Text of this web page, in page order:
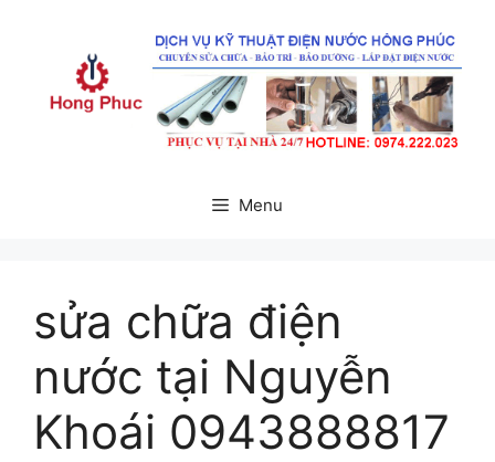
Menu
sửa chữa điện
nước tại Nguyễn
Khoái 0943888817